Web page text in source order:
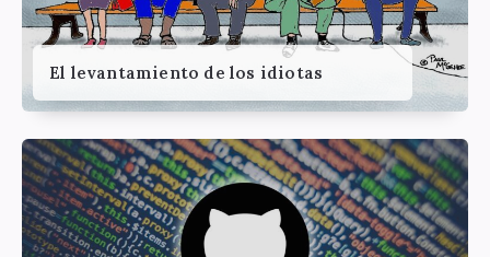
El levantamiento de los idiotas